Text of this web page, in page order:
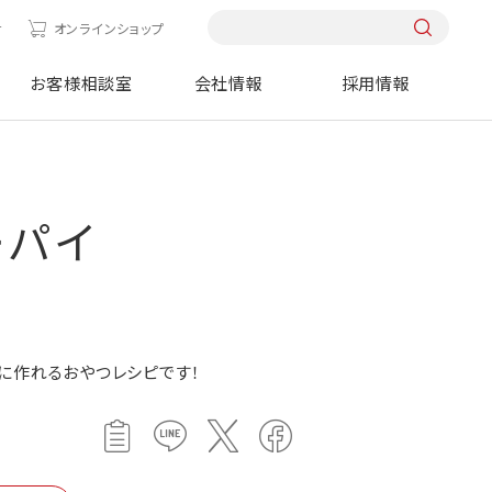
オンラインショップ
お客様相談室 会社情報 採用情報
イ
作れるおやつレシピです！